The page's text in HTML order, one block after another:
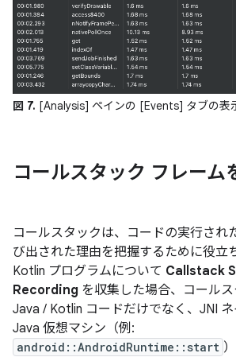
図 7. [Analysis] ペインの [Events] タブの表
コールスタック フレーム
コールスタックは、コードの実行され
び出された理由を把握するために役立
Kotlin プログラムについて Callstack
Recording を収集した場合、コールス
Java / Kotlin コードだけでなく、JNI ネ
Java 仮想マシン（例:
android::AndroidRuntime::start